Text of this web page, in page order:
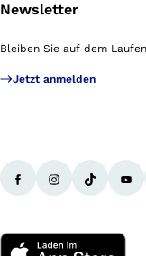
Newsletter
Bleiben Sie auf dem
Jetzt anmelden